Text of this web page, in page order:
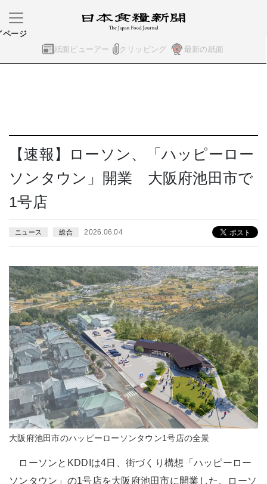
紙面ビューアー クリッピング 最新の紙面
ページ
【速報】ローソン、「ハッピーロー
ソンタウン」開業 大阪府池田市で
1号店
ニュース 総合 2026.06.04
大阪府池田市のハッピーローソンタウン1号店の全景
ローソンとKDDIは4日、街づくり構想「ハッピーロー
ソンタウン」の1号店を大阪府池田市に開業した。ローソ